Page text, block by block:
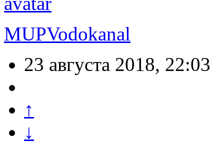
MUPVodokanal
23 августа 2018, 22:03
↑
↓